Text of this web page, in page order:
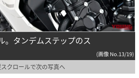
。タンデムステップのス
(画像 No.13/19)
クロールで次の写真へ